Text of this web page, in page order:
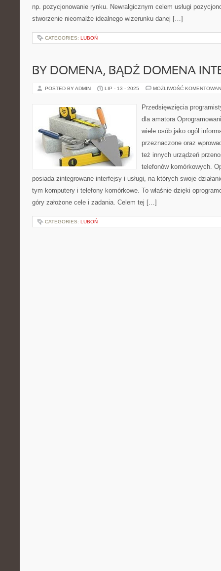
np. pozycjonowanie rynku. Newralgicznym celem usługi
stworzenie nieomalże idealnego wizerunku danej […]
CATEGORIES: LUBOŃ
BY DOMENA, BĄDŹ DOMENA
POSTED BY ADMIN LIP - 13 - 2025 MOŻLIWOŚĆ
Przedsięwzięcia
dla amatora
wiele osób jako ogól
przeznaczone oraz
też innych urządzeń
telefonów komórkowych.
posiada zintegrowane interfejsy i usługi, na których swoje
tym komputery i telefony komórkowe. To właśnie dzięki
góry założone cele i zadania. Celem tej […]
CATEGORIES: LUBOŃ